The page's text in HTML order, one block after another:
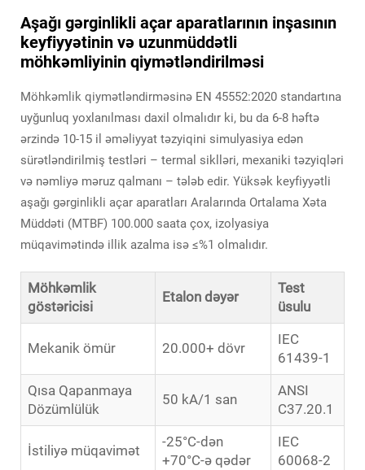
Aşağı gərginlikli açar aparatlarının inşasının
keyfiyyətinin və uzunmüddətli
möhkəmliyinin qiymətləndirilməsi
Möhkəmlik qiymətləndirməsinə EN 45552:2020 standartına
uyğunluq yoxlanılması daxil olmalıdır ki, bu da 6-8 həftə
ərzində 10-15 il əməliyyat təzyiqini simulyasiya edən
sürətləndirilmiş testləri – termal siklləri, mexaniki təzyiqləri
və nəmliyə məruz qalmanı – tələb edir. Yüksək keyfiyyətli
aşağı gərginlikli açar aparatları Aralarında Ortalama Xəta
Müddəti (MTBF) 100.000 saata çox, izolyasiya
müqavimətində illik azalma isə ≤%1 olmalıdır.
Möhkəmlik
göstəricisi
Etalon dəyər
Test
üsulu
Mekanik ömür 20.000+ dövr
IEC
61439-1
Qısa Qapanmaya
Dözümlülük
50 kA/1 san
ANSI
C37.20.1
İstiliyə müqavimət
-25°C-dən
+70°C-ə qədər
IEC
60068-2